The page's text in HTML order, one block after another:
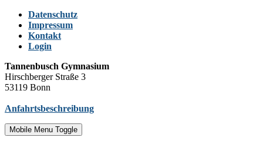
Datenschutz
Impressum
Kontakt
Login
Tannenbusch Gymnasium
Hirschberger Straße 3
53119 Bonn
Anfahrtsbeschreibung
Mobile Menu Toggle